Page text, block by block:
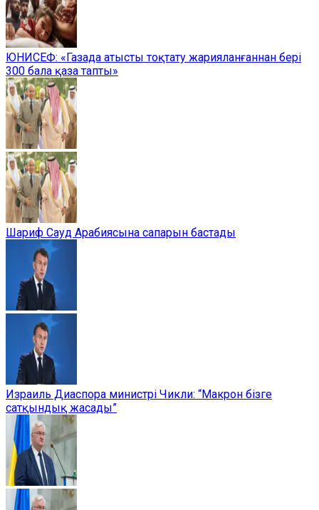
ЮНИСЕФ: «Газада атысты тоқтату жарияланғаннан бері
300 бала қаза тапты»
Шариф Сауд Арабиясына сапарын бастады
Израиль Диаспора министрі Чикли: “Макрон бізге
сатқындық жасады”